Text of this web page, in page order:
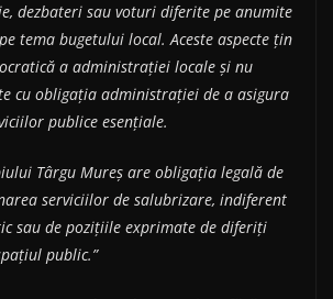
dezbateri sau voturi diferite pe anumite
tema bugetului local. Aceste aspecte țin
a administrației locale și nu
cu obligația administrației de a asigura
publice esențiale.
Târgu Mureș are obligația legală de
serviciilor de salubrizare, indiferent
sau de pozițiile exprimate de diferiți
public.”